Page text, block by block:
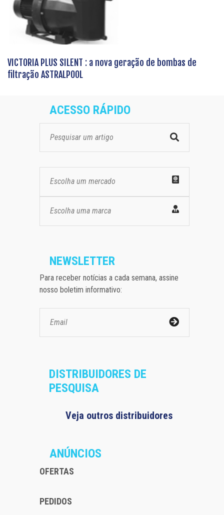
VICTORIA PLUS SILENT : a nova geração de bombas de
filtração ASTRALPOOL
ACESSO RÁPIDO
Escolha um mercado
Escolha uma marca
NEWSLETTER
Para receber notícias a cada semana, assine
nosso boletim informativo:
DISTRIBUIDORES DE
PESQUISA
Veja outros distribuidores
ANÚNCIOS
OFERTAS
PEDIDOS